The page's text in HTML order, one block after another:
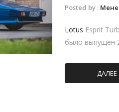
Posted by :
Lotus Esprit
было выпущен
ДАЛЕЕ